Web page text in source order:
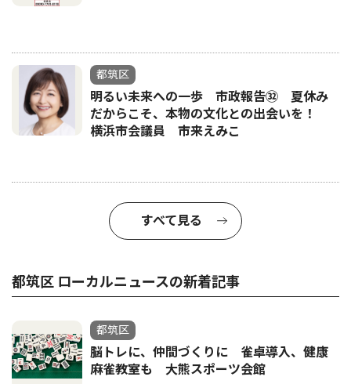
都筑区
明るい未来への一歩 市政報告㉜ 夏休み
だからこそ、本物の文化との出会いを！
横浜市会議員 市来えみこ
すべて見る
都筑区 ローカルニュースの新着記事
都筑区
脳トレに、仲間づくりに 雀卓導入、健康
麻雀教室も 大熊スポーツ会館